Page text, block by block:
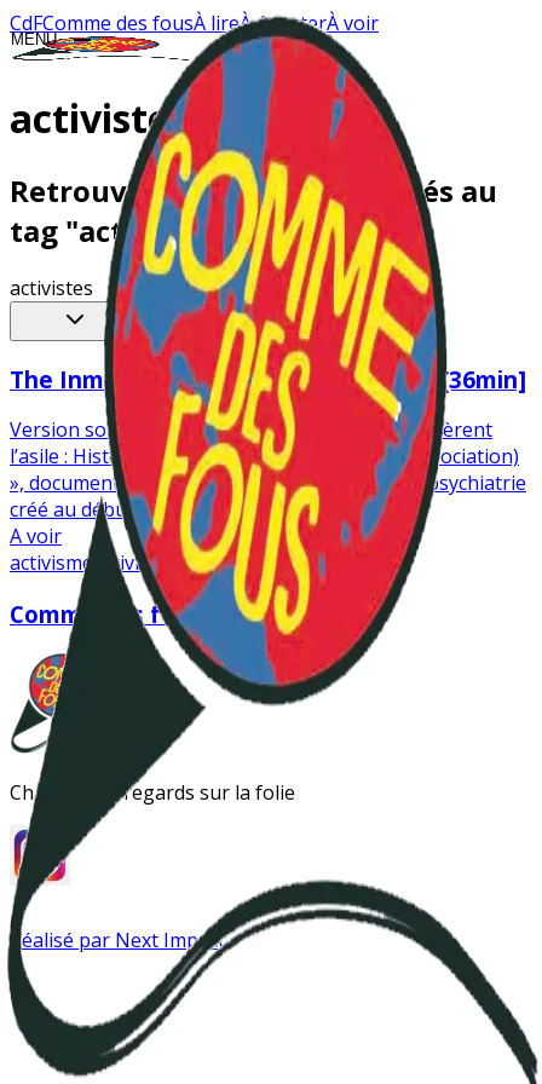
CdFComme des fousÀ lireÀ écouterÀ voir
MENU
CLOSE
BLOG
ON AIME
BDTHÈQUE
PLAYLIST
JEUX
Instagram
activistes
Retrouvez tous les articles liés au
tag "activistes"
activistes
Reset des filtres
The Inmates Are Running the Asylum [36min]
Version sous-titrée en français. « Les internés gèrent
l’asile : Histoires de la MPA (Mental Patients Association)
», documentaire sur un groupe d’activistes en psychiatrie
créé au début des années 1970 à...
A voir
activisme
activistes asile
Comme des fous
Changer les regards sur la folie
Réalisé par Next Impact